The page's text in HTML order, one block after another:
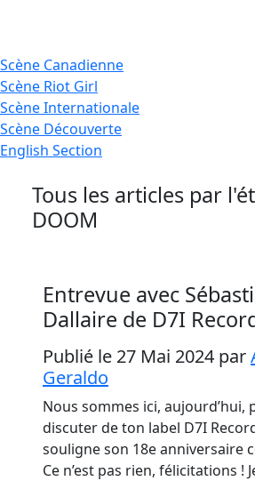
Scène Canadienne
Scène Riot Girl
ScèneInternationale
Scène Découverte
English Section
Tous les articles par
DOOM
Entrevue avec
Dallaire de D7I
Publié le 27 Mai 2024 par
Geraldo
Nous sommes ici, aujourd’hui,
discuter de ton label D7I
souligne son 18e anniversaire
Ce n’est pas rien, félicitations !